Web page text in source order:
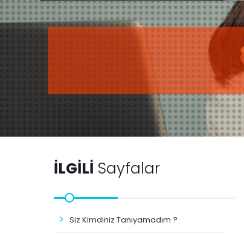
İLGİLİ Sayfalar
Siz Kimdiniz Tanıyamadım ?